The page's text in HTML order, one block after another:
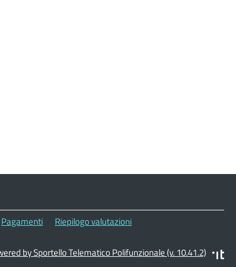
Pagamenti
Riepilogo valutazioni
by Sportello Telematico Polifunzionale (v. 10.41.2)